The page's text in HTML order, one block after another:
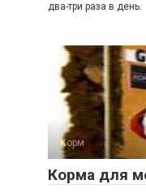
два-три раза в
Корм
Корма для